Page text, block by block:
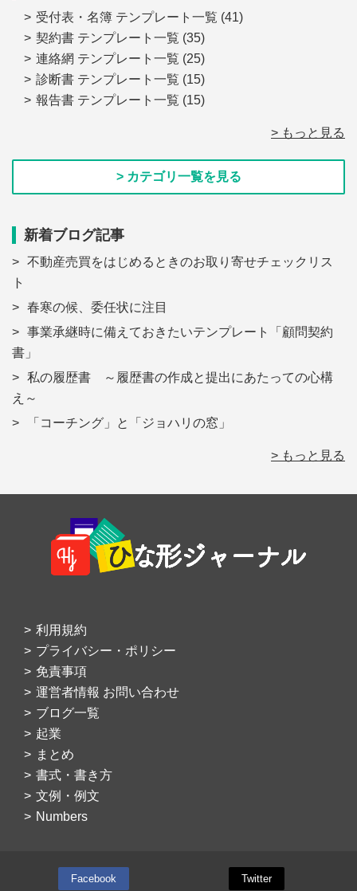
受付表・名簿 テンプレート一覧 (41)
契約書 テンプレート一覧 (35)
連絡網 テンプレート一覧 (25)
診断書 テンプレート一覧 (15)
報告書 テンプレート一覧 (15)
> もっと見る
> カテゴリ一覧を見る
新着ブログ記事
不動産売買をはじめるときのお取り寄せチェックリス
ト
春寒の候、委任状に注目
事業承継時に備えておきたいテンプレート「顧問契約
書」
私の履歴書 ～履歴書の作成と提出にあたっての心構
え～
「コーチング」と「ジョハリの窓」
> もっと見る
Footer
利用規約
プライバシー・ポリシー
免責事項
運営者情報 お問い合わせ
ブログ一覧
起業
まとめ
書式・書き方
文例・例文
Numbers
Facebook Twitter